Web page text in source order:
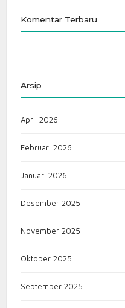
Komentar Terbaru
Arsip
April 2026
Februari 2026
Januari 2026
Desember 2025
November 2025
Oktober 2025
September 2025